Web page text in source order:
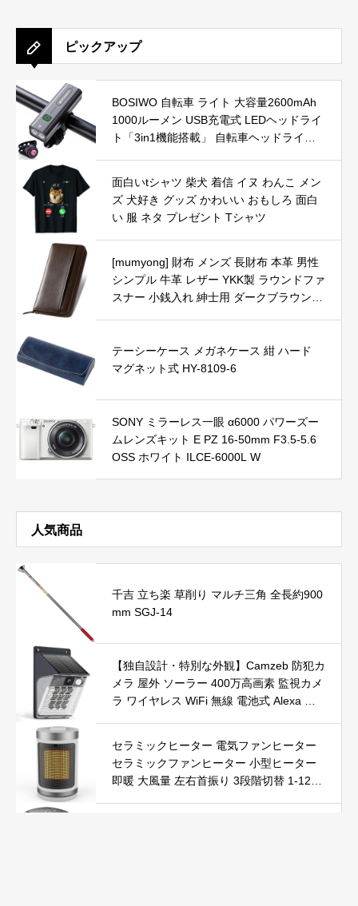
ピックアップ
BOSIWO 自転車 ライト 大容量2600mAh
1000ルーメン USB充電式 LEDヘッドライ
ト「3in1機能搭載」 自転車ヘッドライト
中電灯兼用 停電対応 地震対策 登山 夜釣
り 日本語説明書付き
面白いtシャツ 柴犬 着信 イヌ わんこ メン
ズ 犬好き グッズ かわいい おもしろ 面白
い 服 ネタ プレゼント Tシャツ
[mumyong] 財布 メンズ 長財布 本革 男性
シンプル 牛革 レザー YKK製 ラウンドファ
スナー 小銭入れ 紳士用 ダークブラウン
テーシーケース メガネケース 紺 ハード
マグネット式 HY-8109-6
SONY ミラーレス一眼 α6000 パワーズー
ムレンズキット E PZ 16-50mm F3.5-5.6
OSS ホワイト ILCE-6000L W
人気商品
千吉 立ち楽 草削り マルチ三角 全長約900
mm SGJ-14
【独自設計・特別な外観】Camzeb 防犯カ
メラ 屋外 ソーラー 400万高画素 監視カメ
ラ ワイヤレス WiFi 無線 電池式 Alexa 赤
録画 IP66防水 遠隔操作
セラミックヒーター 電気ファンヒーター
セラミックファンヒーター 小型ヒーター
即暖 大風量 左右首振り 3段階切替 1-12時